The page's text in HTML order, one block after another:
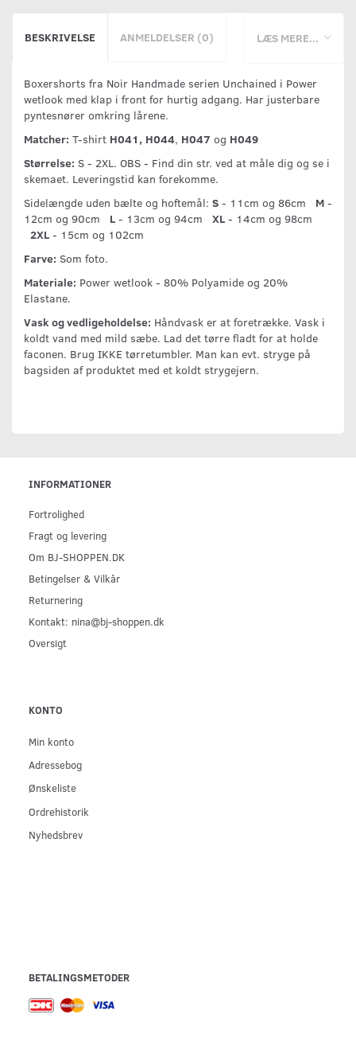
LÆS MERE...
BESKRIVELSE ANMELDELSER (0)
Boxershorts fra Noir Handmade serien Unchained i Power
wetlook med klap i front for hurtig adgang. Har justerbare
pyntesnører omkring lårene.
Matcher: T-shirt H041, H044, H047 og H049
Størrelse: S - 2XL. OBS - Find din str. ved at måle dig og se i
skemaet. Leveringstid kan forekomme.
Sidelængde uden bælte og hoftemål: S - 11cm og 86cm M -
12cm og 90cm L - 13cm og 94cm XL - 14cm og 98cm
2XL - 15cm og 102cm
Farve: Som foto.
Materiale: Power wetlook - 80% Polyamide og 20%
Elastane.
Vask og vedligeholdelse: Håndvask er at foretrække. Vask i
koldt vand med mild sæbe. Lad det tørre fladt for at holde
faconen. Brug IKKE tørretumbler. Man kan evt. stryge på
bagsiden af produktet med et koldt strygejern.
INFORMATIONER
Fortrolighed
Fragt og levering
Om BJ-SHOPPEN.DK
Betingelser & Vilkår
Returnering
Kontakt: nina@bj-shoppen.dk
Oversigt
KONTO
Min konto
Adressebog
Ønskeliste
Ordrehistorik
Nyhedsbrev
BETALINGSMETODER